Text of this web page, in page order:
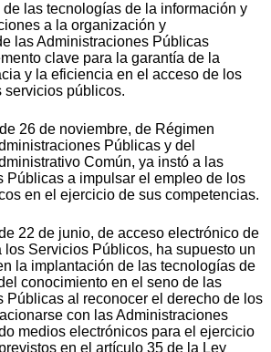
de las tecnologías de la información y
a la organización y
las Administraciones Públicas
clave para la garantía de la
y la eficiencia en el acceso de los
servicios públicos.
26 de noviembre, de Régimen
Públicas y del
Común, ya instó a las
Públicas a impulsar el empleo de los
en el ejercicio de sus competencias.
22 de junio, de acceso electrónico de
los Servicios Públicos, ha supuesto un
la implantación de las tecnologías de
conocimiento en el seno de las
Públicas al reconocer el derecho de los
con las Administraciones
medios electrónicos para el ejercicio
en el artículo 35 de la Ley